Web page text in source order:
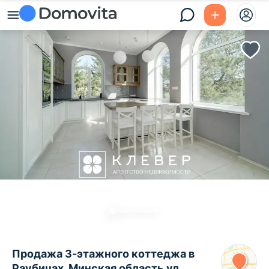
Продажа 3-этажного коттеджа в